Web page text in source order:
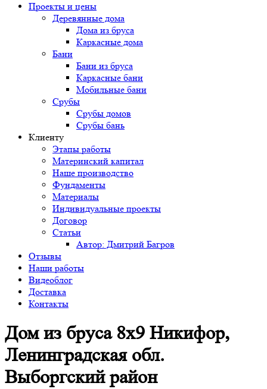
Проекты и цены
Деревянные дома
Дома из бруса
Каркасные дома
Бани
Бани из бруса
Каркасные бани
Мобильные бани
Срубы
Срубы домов
Срубы бань
Клиенту
Этапы работы
Материнский капитал
Наше производство
Фундаменты
Материалы
Индивидуальные проекты
Договор
Статьи
Автор: Дмитрий Багров
Отзывы
Наши работы
Видеоблог
Доставка
Контакты
Дом из бруса 8х9 Никифор,
Ленинградская обл.
Выборгский район